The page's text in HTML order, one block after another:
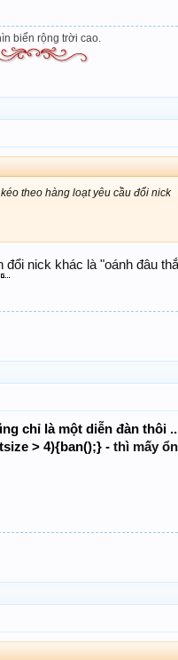
biển rộng trời cao.
theo hàng loạt yêu cầu đổi nick
nick khác là "oánh đâu
chỉ là một diễn đàn thôi
> 4){ban();} - thì mấy